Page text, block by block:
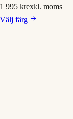
1 995 krexkl. moms
Välj färg